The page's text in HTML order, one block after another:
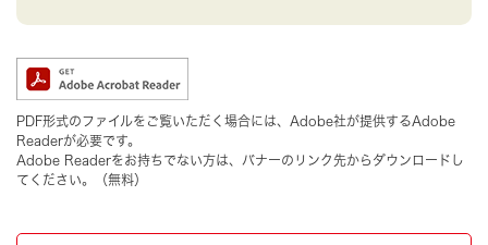
PDF形式のファイルをご覧いただく場合には、Adobe社が提供するAdobe
Readerが必要です。
Adobe Readerをお持ちでない方は、バナーのリンク先からダウンロードし
てください。（無料）